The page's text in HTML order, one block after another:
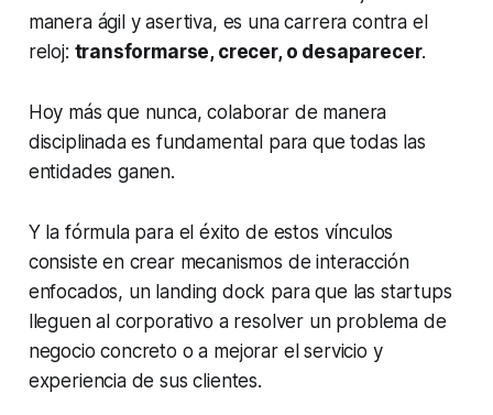
manera ágil y asertiva, es una carrera contra el
reloj: transformarse, crecer, o desaparecer.
Hoy más que nunca, colaborar de manera
disciplinada es fundamental para que todas las
entidades ganen.
Y la fórmula para el éxito de estos vínculos
consiste en crear mecanismos de interacción
enfocados, un landing dock para que las startups
lleguen al corporativo a resolver un problema de
negocio concreto o a mejorar el servicio y
experiencia de sus clientes.